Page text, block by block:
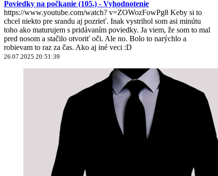
Poviedky na počkanie (105.) - Vyhodnotenie
https://www.youtube.com/watch? v=ZOWozFowPg8 Keby si to
chcel niekto pre srandu aj pozrieť. Inak vystrihol som asi minútu
toho ako maturujem s pridávaním poviedky. Ja viem, že som to mal
pred nosom a stačilo otvoriť oči. Ale no. Bolo to narýchlo a
robievam to raz za čas. Ako aj iné veci :D
26.07.2025 20:51:39